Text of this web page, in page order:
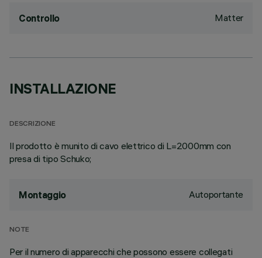
Controllo Matter
INSTALLAZIONE
DESCRIZIONE
Il prodotto è munito di cavo elettrico di L=2000mm con
presa di tipo Schuko;
Montaggio Autoportante
NOTE
Per il numero di apparecchi che possono essere collegati